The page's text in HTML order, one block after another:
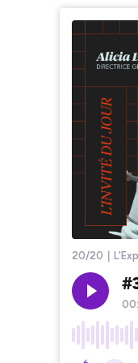
20/20｜